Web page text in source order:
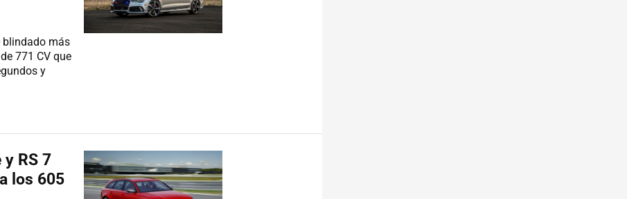
blindado más
771 CV que
y
RS 7
los 605